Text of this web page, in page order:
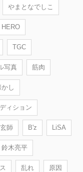
やまとなでしこ
HERO
TGC
写真 筋肉
かし
ィション
師 B'z LiSA
鈴木亮平
乱れ 原因